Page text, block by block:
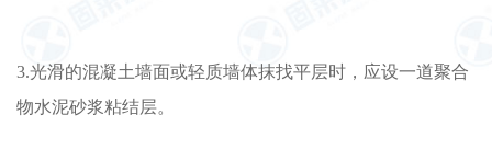
3.光滑的混凝土墙面或轻质墙体抹找平层时，应设一道聚合
物水泥砂浆粘结层。